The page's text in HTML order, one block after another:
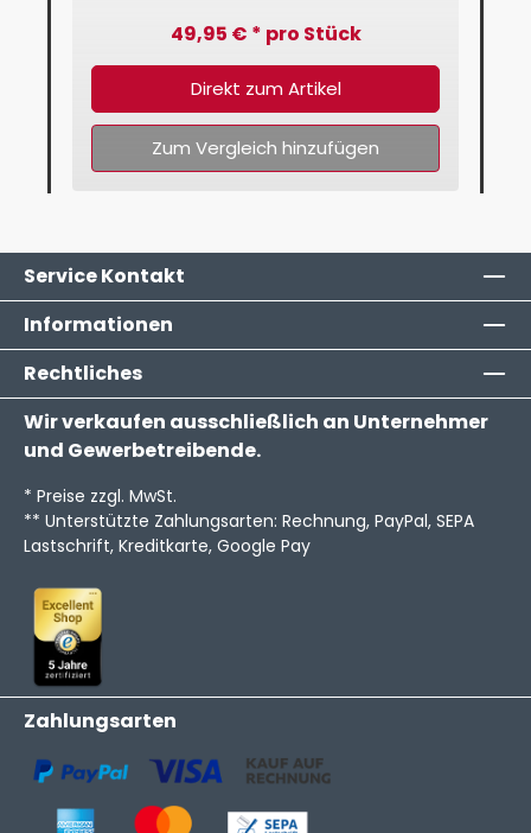
49,95 € * pro Stück
Direkt zum Artikel
Zum Vergleich hinzufügen
Service Kontakt
Informationen
Rechtliches
Wir verkaufen ausschließlich an Unternehmer
und Gewerbetreibende.
* Preise zzgl. MwSt.
** Unterstützte Zahlungsarten: Rechnung, PayPal, SEPA
Lastschrift, Kreditkarte, Google Pay
Zahlungsarten